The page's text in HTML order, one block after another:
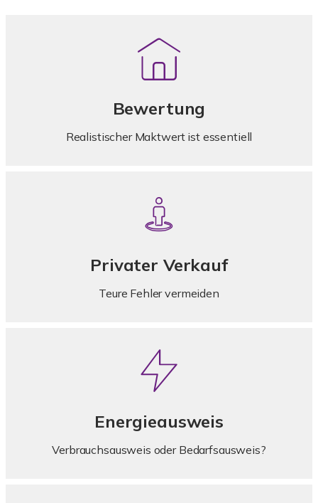
Bewertung
Realistischer Maktwert ist essentiell
Privater Verkauf
Teure Fehler vermeiden
Energieausweis
Verbrauchsausweis oder Bedarfsausweis?